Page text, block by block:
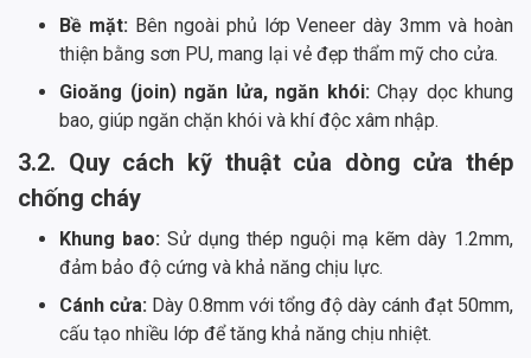
Bề mặt: Bên ngoài phủ lớp Veneer dày 3mm và hoàn
thiện bằng sơn PU, mang lại vẻ đẹp thẩm mỹ cho cửa.
Gioăng (join) ngăn lửa, ngăn khói: Chạy dọc khung
bao, giúp ngăn chặn khói và khí độc xâm nhập.
3.2. Quy cách kỹ thuật của dòng cửa thép
chống cháy
Khung bao: Sử dụng thép nguội mạ kẽm dày 1.2mm,
đảm bảo độ cứng và khả năng chịu lực.
Cánh cửa: Dày 0.8mm với tổng độ dày cánh đạt 50mm,
cấu tạo nhiều lớp để tăng khả năng chịu nhiệt.